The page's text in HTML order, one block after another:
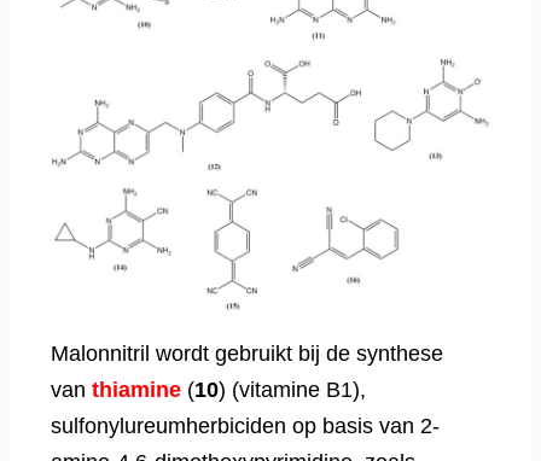
Malonnitril wordt gebruikt bij de synthese
van thiamine (10) (vitamine B1),
sulfonylureumherbiciden op basis van 2-